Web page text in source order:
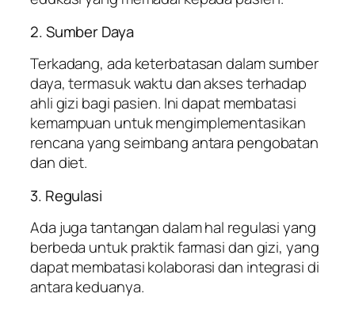
2. Sumber Daya
Terkadang, ada keterbatasan dalam sumber
daya, termasuk waktu dan akses terhadap
ahli gizi bagi pasien. Ini dapat membatasi
kemampuan untuk mengimplementasikan
rencana yang seimbang antara pengobatan
dan diet.
3. Regulasi
Ada juga tantangan dalam hal regulasi yang
berbeda untuk praktik farmasi dan gizi, yang
dapat membatasi kolaborasi dan integrasi di
antara keduanya.